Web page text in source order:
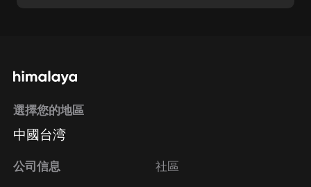
選擇您的地區
中國台湾
公司信息 社區